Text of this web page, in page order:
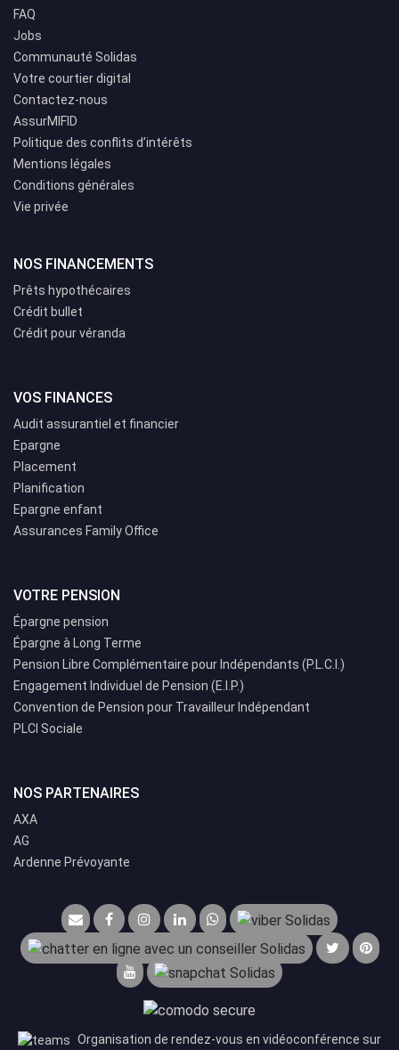
FAQ
Jobs
Communauté Solidas
Votre courtier digital
Contactez-nous
AssurMIFID
Politique des conflits d’intérêts
Mentions légales
Conditions générales
Vie privée
NOS FINANCEMENTS
Prêts hypothécaires
Crédit bullet
Crédit pour véranda
VOS FINANCES
Audit assurantiel et financier
Epargne
Placement
Planification
Epargne enfant
Assurances Family Office
VOTRE PENSION
Épargne pension
Épargne à Long Terme
Pension Libre Complémentaire pour Indépendants (P.L.C.I.)
Engagement Individuel de Pension (E.I.P.)
Convention de Pension pour Travailleur Indépendant
PLCI Sociale
NOS PARTENAIRES
AXA
AG
Ardenne Prévoyante
Organisation de rendez-vous en vidéoconférence sur